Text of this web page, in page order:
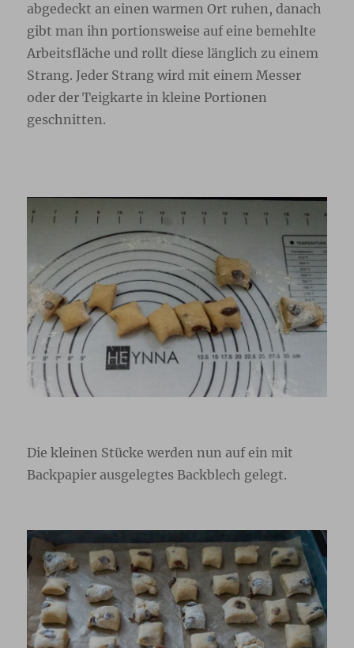
abgedeckt an einen warmen Ort ruhen, danach
gibt man ihn portionsweise auf eine bemehlte
Arbeitsfläche und rollt diese länglich zu einem
Strang. Jeder Strang wird mit einem Messer
oder der Teigkarte in kleine Portionen
geschnitten.
Die kleinen Stücke werden nun auf ein mit
Backpapier ausgelegtes Backblech gelegt.